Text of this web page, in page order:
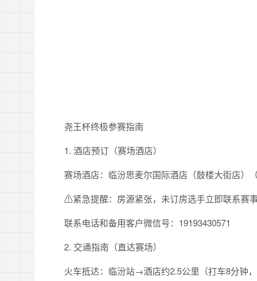
尧王杯终极参赛指南
1. 酒店预订（赛场酒店）
赛场酒店：临汾思麦尔国际酒店（鼓楼大街店）
⚠紧急提醒：房源紧张，未订房选手立即联系赛事
联系电话和备用客户微信号：19193430571
2. 交通指南（直达赛场）
火车抵达：临汾站→酒店约2.5公里（打车8分钟